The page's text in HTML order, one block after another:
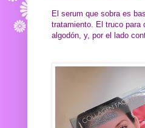
El serum que sobra es
tratamiento. El truco para
algodón, y, por el lado